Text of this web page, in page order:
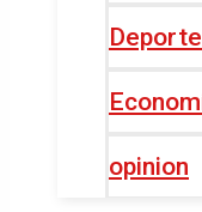
opinion